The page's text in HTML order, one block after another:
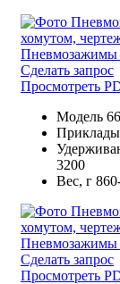
Пневмозажимы
Сделать запрос
Просмотреть
Модель
3200
Вес, г
Пневмозажимы
Сделать запрос
Просмотреть